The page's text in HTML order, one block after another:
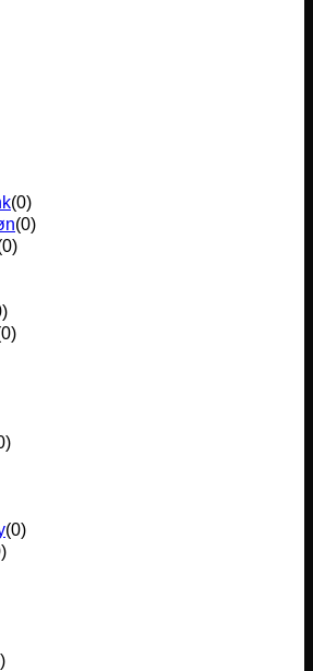
(0)
(0)
0)
)
0)
)
(0)
)
)